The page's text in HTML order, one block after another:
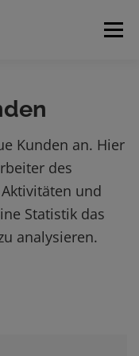
Menü
Kunden an. Hier
des
und
Statistik das
analysieren.